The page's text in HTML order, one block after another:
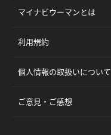
マイナビウーマンとは
利用規約
個人情報の取扱いについて
ご意見・ご感想